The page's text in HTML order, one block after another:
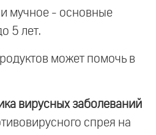
мучное - основные
5 лет.
может помочь в
вирусных заболеваний
спрея на